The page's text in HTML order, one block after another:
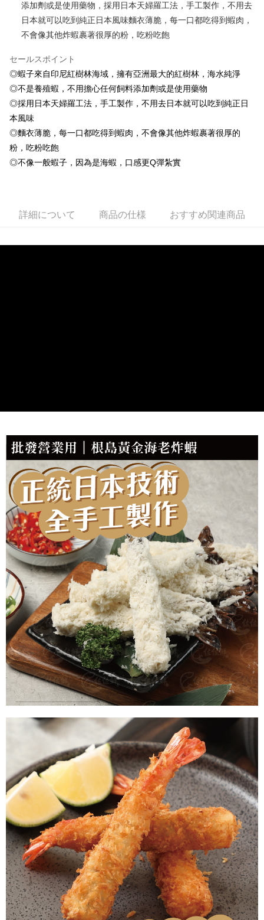
玉山商業銀行
星展(台湾)商業銀行
台新國際商業銀行
中国信託商業銀行
台湾楽天クレジットカード会社
元大商業銀行
永豐商業銀行
玉山商業銀行
星展(台湾)商業銀行
台新國際商業銀行
中国信託商業銀行
代金引換
配送方法
冷凍7-11取貨(快速到店，到貨後4天內需取貨)
配送毎にNT$150、NT$999以上で送料無料
冷凍宅配-抗凍紙箱裝(可備註改保麗龍箱)
配送毎にNT$150、NT$999以上で送料無料
冷凍貨到付款
配送毎にNT$180、NT$999以上で送料無料
添加劑或是使用藥物，採用日本天婦羅工法，手工製作，不用去
日本就可以吃到純正日本風味麵衣薄脆，每一口都吃得到蝦肉，
不會像其他炸蝦裹著很厚的粉，吃粉吃飽
セールスポイント
◎蝦子來自印尼紅樹林海域，擁有亞洲最大的紅樹林，海水純淨
◎不是養殖蝦，不用擔心任何飼料添加劑或是使用藥物
◎採用日本天婦羅工法，手工製作，不用去日本就可以吃到純正日
本風味
◎麵衣薄脆，每一口都吃得到蝦肉，不會像其他炸蝦裹著很厚的
粉，吃粉吃飽
◎不像一般蝦子，因為是海蝦，口感更Q彈紮實
詳細について 商品の仕様 おすすめ関連商品